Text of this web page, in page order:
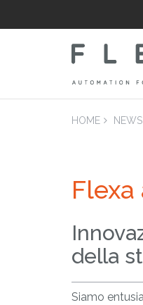
HOME NEWS
Flexa
della
Siamo